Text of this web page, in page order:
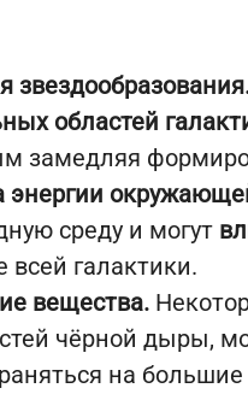
областей
замедляя
энергии
среду и могут
всей галактики.
вещества.
чёрной дыры,
на